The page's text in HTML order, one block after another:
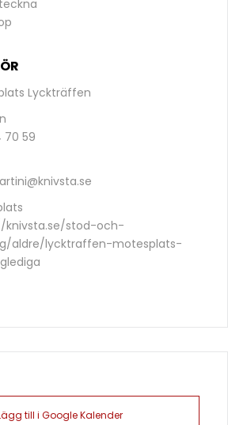
Lyckträffen
70 59
knivsta.se/stod-och-
aldre/lycktraffen-motesplats-
till i Google Kalender